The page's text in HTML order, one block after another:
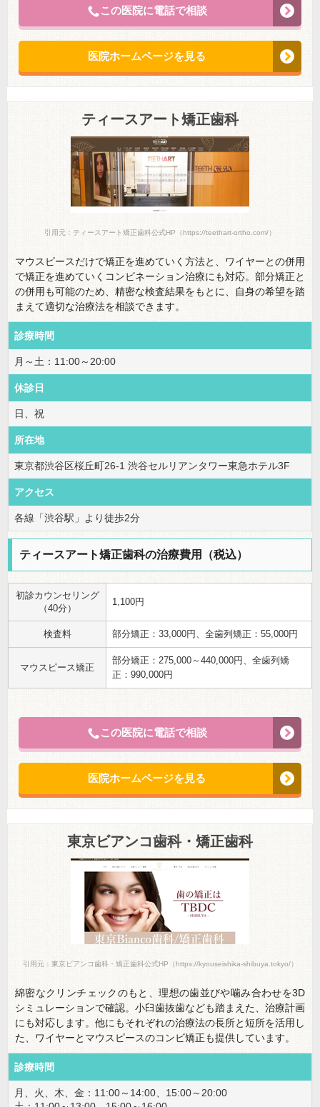
この医院に電話で相談
医院ホームページを見る
ティースアート矯正歯科
引用元：ティースアート矯正歯科公式HP（https://teethart-ortho.com/）
マウスピースだけで矯正を進めていく方法と、ワイヤーとの併用
で矯正を進めていくコンビネーション治療にも対応。部分矯正と
の併用も可能のため、精密な検査結果をもとに、自身の希望を踏
まえて適切な治療法を相談できます。
診療時間
月～土：11:00～20:00
休診日
日、祝
所在地
東京都渋谷区桜丘町26-1 渋谷セルリアンタワー東急ホテル3F
アクセス
各線「渋谷駅」より徒歩2分
ティースアート矯正歯科の治療費用（税込）
初診カウンセリング
（40分）
1,100円
検査料 部分矯正：33,000円、全歯列矯正：55,000円
マウスピース矯正
部分矯正：275,000～440,000円、全歯列矯
正：990,000円
この医院に電話で相談
医院ホームページを見る
東京ビアンコ歯科・矯正歯科
引用元：東京ビアンコ歯科・矯正歯科公式HP（https://kyouseishika-shibuya.tokyo/）
綿密なクリンチェックのもと、理想の歯並びや噛み合わせを3D
シミュレーションで確認。小臼歯抜歯なども踏まえた、治療計画
にも対応します。他にもそれぞれの治療法の長所と短所を活用し
た、ワイヤーとマウスピースのコンビ矯正も提供しています。
診療時間
月、火、木、金：11:00～14:00、15:00～20:00